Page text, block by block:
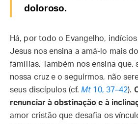
doloroso.
Há, por todo o Evangelho,
Jesus nos ensina a amá-lo mais
famílias. Também nos ensina que,
nossa cruz e o seguirmos, não
seus discípulos (cf. Mt10, 37–42).
renunciar à obstinação e à
amor cristão que desafia os